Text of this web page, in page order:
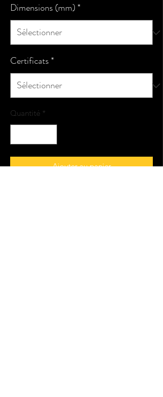
Dimensions (mm)*
Certificats*
Quantité *
Ajouter au panier